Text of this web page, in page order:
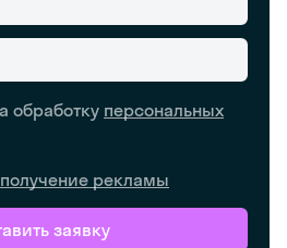
обработку персональных
получение рекламы
заявку